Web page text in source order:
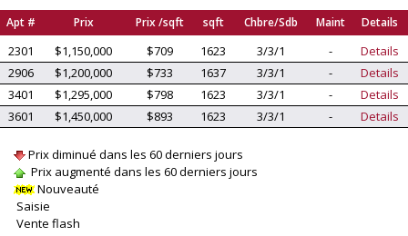
Apt # Prix Prix /sqft sqft Chbre/Sdb Maint Details
2301 $1,150,000 $709 1623 3/3/1 -
Details
2906
$1,200,000 $733 1637 3/3/1 -
Details
3401
$1,295,000 $798 1623 3/3/1 -
Details
3601
$1,450,000 $893 1623 3/3/1 - Details
Prix diminué dans les 60 derniers jours
Prix augmenté dans les 60 derniers jours
Nouveauté
Saisie
Vente flash